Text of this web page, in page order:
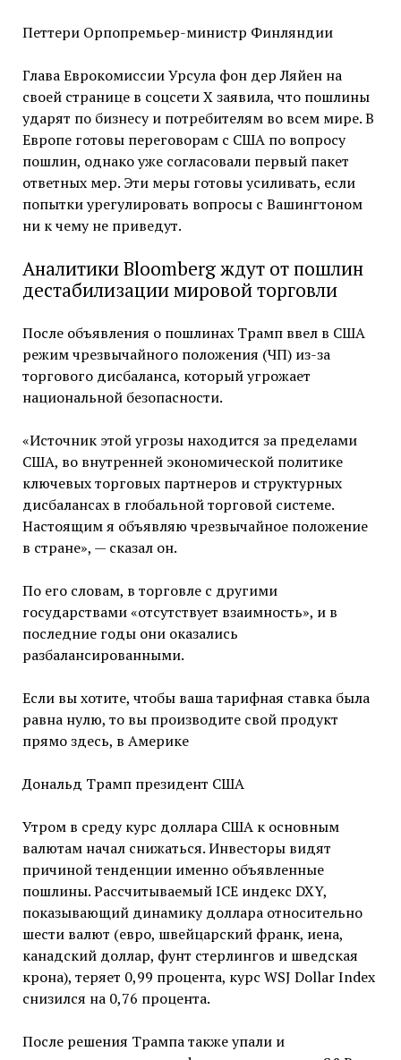
Петтери Орпопремьер-министр Финляндии
Глава Еврокомиссии Урсула фон дер Ляйен на
своей странице в соцсети X заявила, что пошлины
ударят по бизнесу и потребителям во всем мире. В
Европе готовы переговорам с США по вопросу
пошлин, однако уже согласовали первый пакет
ответных мер. Эти меры готовы усиливать, если
попытки урегулировать вопросы с Вашингтоном
ни к чему не приведут.
Аналитики Bloomberg ждут от пошлин
дестабилизации мировой торговли
После объявления о пошлинах Трамп ввел в США
режим чрезвычайного положения (ЧП) из-за
торгового дисбаланса, который угрожает
национальной безопасности.
«Источник этой угрозы находится за пределами
США, во внутренней экономической политике
ключевых торговых партнеров и структурных
дисбалансах в глобальной торговой системе.
Настоящим я объявляю чрезвычайное положение
в стране», — сказал он.
По его словам, в торговле с другими
государствами «отсутствует взаимность», и в
последние годы они оказались
разбалансированными.
Если вы хотите, чтобы ваша тарифная ставка была
равна нулю, то вы производите свой продукт
прямо здесь, в Америке
Дональд Трамп президент США
Утром в среду курс доллара США к основным
валютам начал снижаться. Инвесторы видят
причиной тенденции именно объявленные
пошлины. Рассчитываемый ICE индекс DXY,
показывающий динамику доллара относительно
шести валют (евро, швейцарский франк, иена,
канадский доллар, фунт стерлингов и шведская
крона), теряет 0,99 процента, курс WSJ Dollar Index
снизился на 0,76 процента.
После решения Трампа также упали и